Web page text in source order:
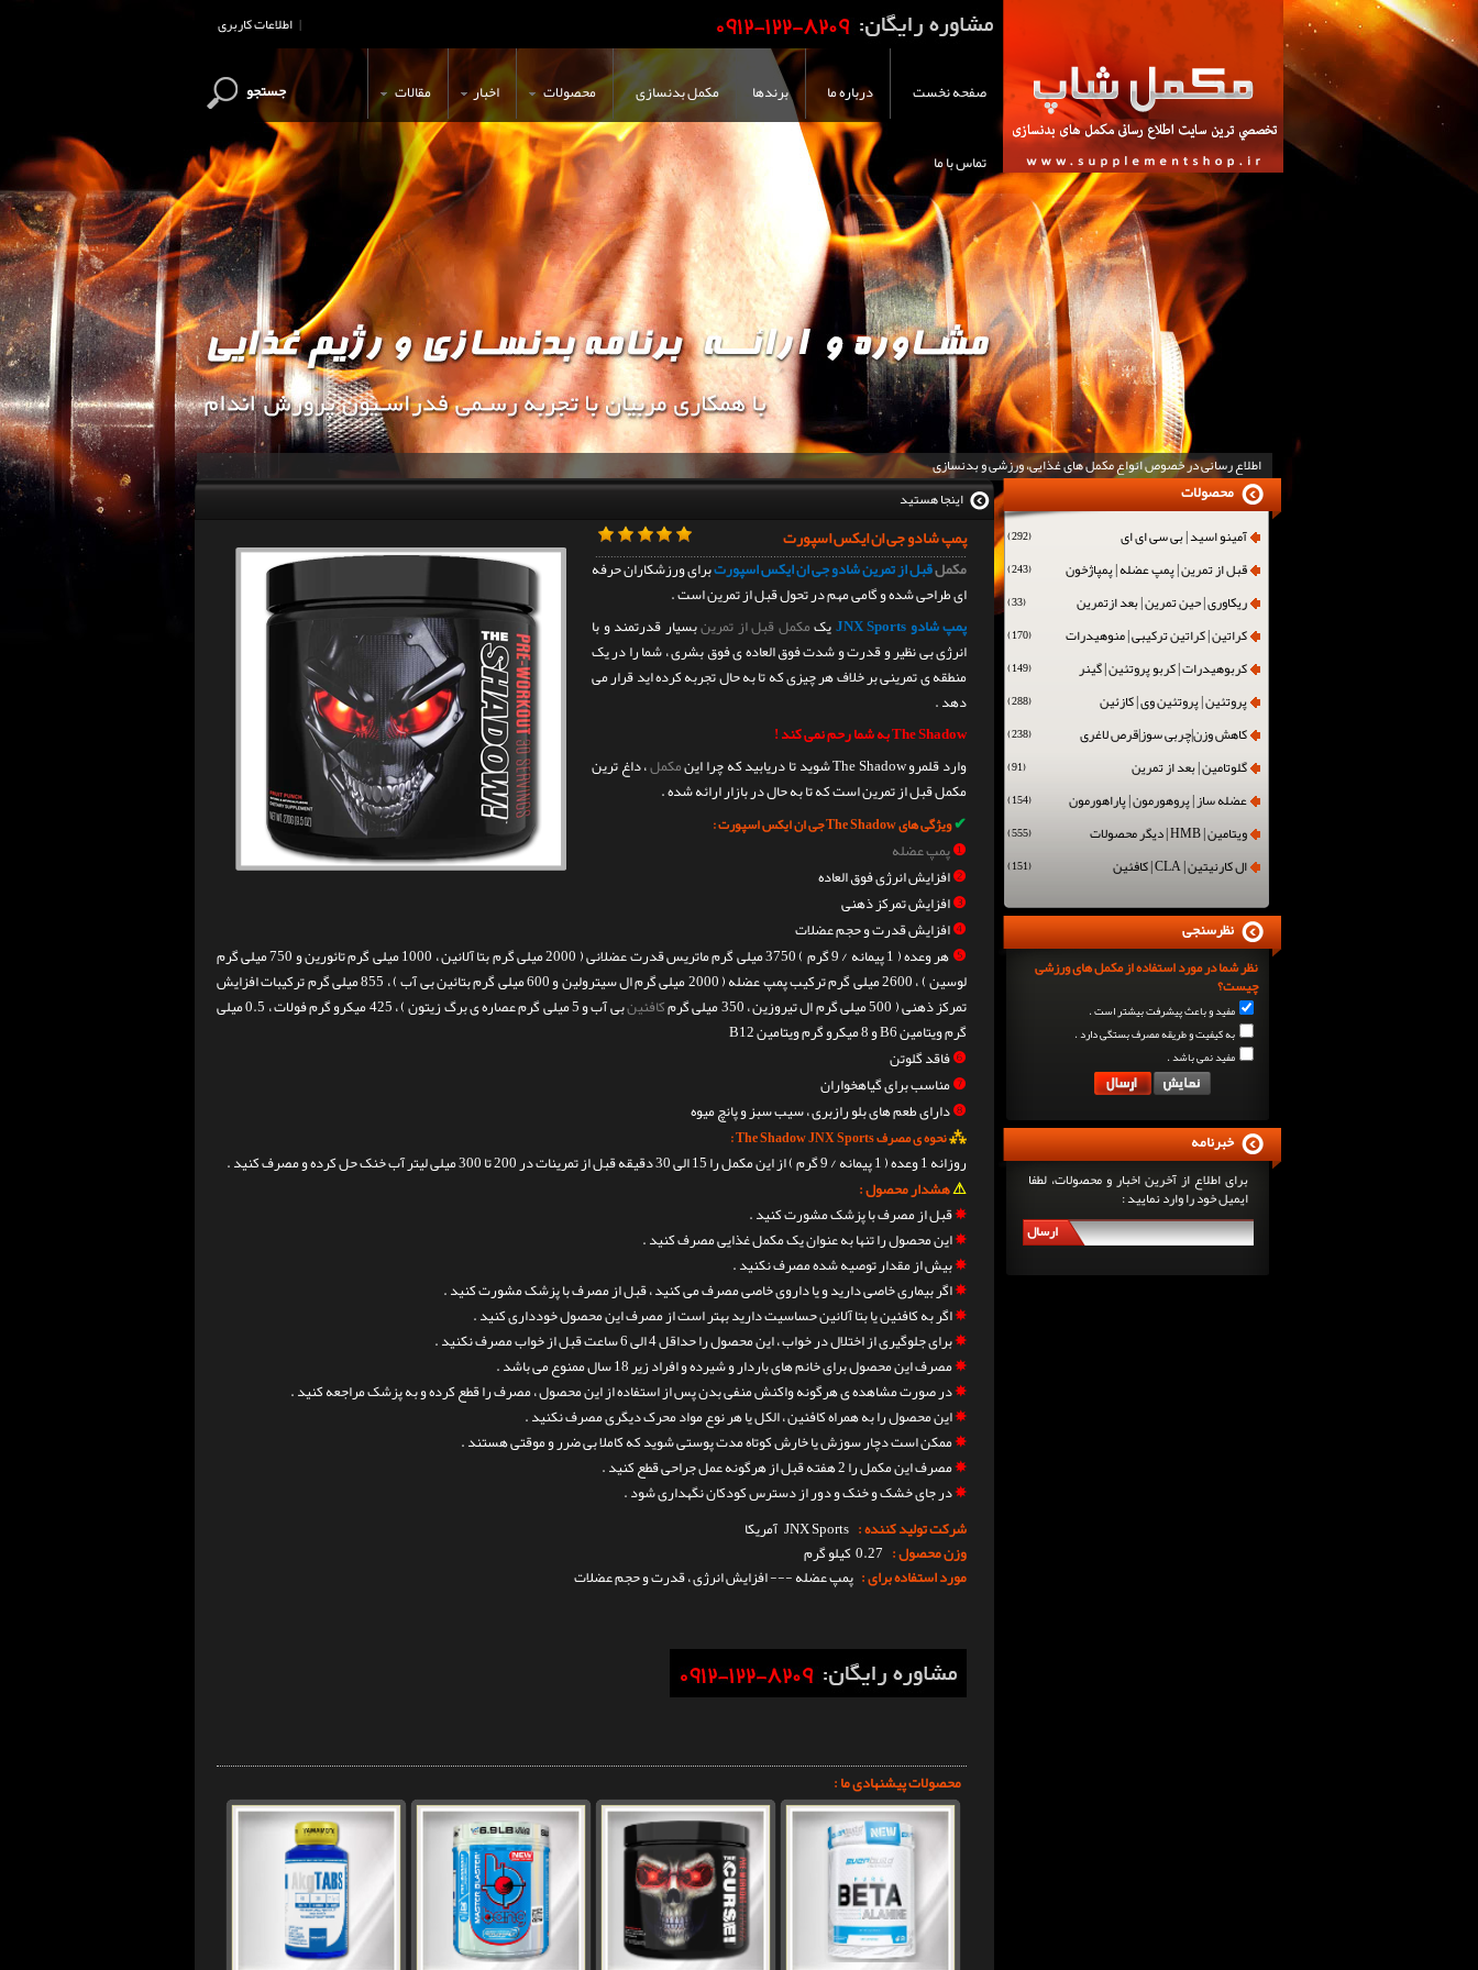
اطلاعات کاربری |
صفحه نخست درباره ما برندها مکمل بدنسازی محصولات اخبار مقالات
تماس با ما
جستجو
اطلاع رسانی در خصوص انواع مکمل های غذایی، ورزشی و بدنسازی
این وب سایت جهت اطلاع رسانی و
اینجا هستید
پمپ شادو جی ان ایکس اسپورت
مکملقبل از تمرین شادو جی ان ایکس اسپورتبرای ورزشکاران حرفه
ای طراحی شده و گامی مهم در تحول قبل از تمرین است .
پمپ شادو JNX Sports
یکمکمل قبل از تمرینبسیار قدرتمند و با
انرژی بی نظیر و قدرت و شدت فوق العاده ی فوق بشری ، شما را در یک
منطقه ی تمرینی بر خلاف هر چیزی که تا به حال تجربه کرده اید قرار می
دهد .
The Shadow به شما رحم نمی کند !
وارد قلمرو The Shadow شوید تا دریابید که چرا این
مکمل، داغ ترین
مکمل قبل از تمرین است که تا به حال در بازار ارائه شده .
✔ویژگی های The Shadow جی ان ایکس اسپورت :
❶پمپ عضله
❷افزایش انرژی فوق العاده
❸افزایش تمرکز ذهنی
❹افزایش قدرت و حجم عضلات
❺
هر وعده ( 1 پیمانه / 9 گرم ) 3750 میلی گرم ماتریس قدرت عضلانی ( 2000 میلی گرم بتا آلانین ، 1000 میلی گرم تائورین و 750 میلی گرم
لوسین ) ، 2600 میلی گرم ترکیب پمپ عضله ( 2000 میلی گرم ال سیترولین و 600 میلی گرم بتائین بی آب ) ، 855 میلی گرم ترکیبات افزایش
تمرکز ذهنی ( 500 میلی گرم ال تیروزین ، 350 میلی گرم
کافئین
بی آب و 5 میلی گرم عصاره ی برگ زیتون ) ، 425 میکرو گرم فولات ، 0.5 میلی
گرم ویتامین B6 و 8 میکرو گرم ویتامین B12
❻فاقد گلوتن
❼مناسب برای گیاهخواران
❽دارای طعم های بلو رازبری ، سیب سبز و پانچ میوه
⁂نحوه ی مصرف The Shadow JNX Sports :
روزانه 1 وعده ( 1 پیمانه / 9 گرم ) از این مکمل را 15 الی 30 دقیقه قبل از تمرینات در 200 تا 300 میلی لیتر آب خنک حل کرده و مصرف کنید .
⚠هشدار محصول :
✵قبل از مصرف با پزشک مشورت کنید .
✵این محصول را تنها به عنوان یک مکمل غذایی مصرف کنید .
✵بیش از مقدار توصیه شده مصرف نکنید .
✵اگر بیماری خاصی دارید و یا داروی خاصی مصرف می کنید ، قبل از مصرف با پزشک مشورت کنید .
✵اگر به کافئین یا بتا آلانین حساسیت دارید بهتر است از مصرف این محصول خودداری کنید .
✵برای جلوگیری از اختلال در خواب ، این محصول را حداقل 4 الی 6 ساعت قبل از خواب مصرف نکنید .
✵مصرف این محصول برای خانم های باردار و شیرده و افراد زیر 18 سال ممنوع می باشد .
✵در صورت مشاهده ی هرگونه واکنش منفی بدن پس از استفاده از این محصول ، مصرف را قطع کرده و به پزشک مراجعه کنید .
✵این محصول را به همراه کافئین ، الکل یا هر نوع مواد محرک دیگری مصرف نکنید .
✵ممکن است دچار سوزش یا خارش کوتاه مدت پوستی شوید که کاملا بی ضرر و موقتی هستند .
✵مصرف این مکمل را 2 هفته قبل از هرگونه عمل جراحی قطع کنید .
✵در جای خشک و خنک و دور از دسترس کودکان نگهداری شود .
شرکت تولید کننده : JNX Sports آمریکا
وزن محصول : 0.27 کیلو گرم
مورد استفاده برای : پمپ عضله --- افزایش انرژی ، قدرت و حجم عضلات
محصولات پیشنهادی ما :
آمینو اسید | بی سی ای ای (292)
قبل از تمرین | پمپ عضله | پمپاژخون (243)
ریکاوری | حین تمرین | بعد ازتمرین (33)
کراتین | کراتین ترکیبی | منوهیدرات (170)
کربوهیدرات | کربو پروتئین | گینر (149)
پروتئین | پروتئین وی | کازئین (288)
کاهش وزن|چربی سوز|قرص لاغری (238)
گلوتامین | بعد از تمرین (91)
عضله ساز | پروهورمون | پاراهورمون (154)
ویتامین | HMB | دیگر محصولات (555)
ال کارنیتین | CLA | کافئین (151)
محصولات
نظر شما در مورد استفاده از مکمل های ورزشی
چیست؟
مفید و باعث پیشرفت بیشتر است .
به کیفیت و طریقه مصرف بستگی دارد .
مفید نمی باشد .
نظرسنجی
برای اطلاع از آخرین اخبار و محصولات، لطفا
ایمیل خود را وارد نمایید :
ارسال
خبرنامه